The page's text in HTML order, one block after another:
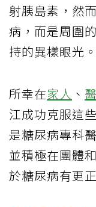
射胰島素，然
病，而是周圍
持的異樣眼光。
所幸在家人 、
江成功克服這
是糖尿病專科
並積極在團體
於糖尿病有更